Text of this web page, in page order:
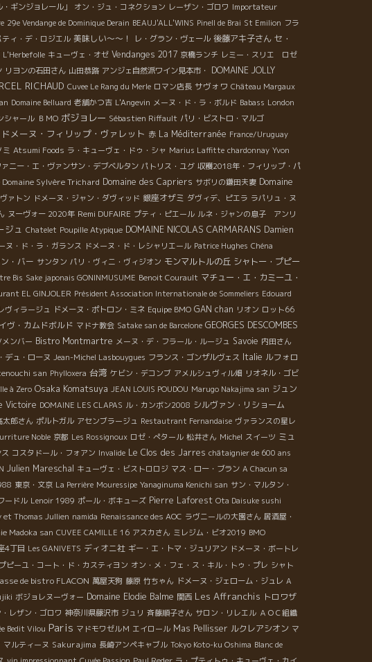
ギンジョレール」 オン・ジュ・コネクション レーザン・ゴロワ Importateur
29e Vendange de Dominique Derain BEAUJ'ALL'WINS Pinell de Brai St Emilion フラ
ティ・デ・ロジエル 美味しい～～！ レ・グラン・ヴェール 後藤アキ子さん セ・
L'Herbefolle キューヴェ・オゼ Vendanges 2017 京橋ランチ レミー・スリエ ロゼ
リヨンの石田さん 山田恭路 アンジェ自然派ワイン見本市・ DOMAINE JOLLY
RICHAUD Cuvee Le Rang du Merle ロマン店長 サヴォワ Château Margaux
Domaine Belluard 老舗かつ吉 L'Angevin メーヌ・ド・ラ・ボルド Babass London
シャール ＢＭО ボジョレー Sébastien Riffault パリ・ビストロ・マルゴ
ドメーヌ・フィリップ・ヴァレット 赤 La Méditerranée France/Uruguay
ミ Atsumi Foods ラ・キューヴェ・ドゥ・シャ Marius Laffitte chardonnay Yvon
ニー・エ・ヴァンサン・デブベルタン パトリス・ユグ 収穫2018年・フィリップ・パ
Domaine Sylvère Trichard Domaine des Capriers サボリの鎌田夫妻 Domaine
ァトン ドメーヌ・ジャン・ダヴィッド 銀座オザミ ダヴィデ、ピエラ ラパリュ・ヌ
ヌーヴォー 2020年 Remi DUFAIRE プティ・ピエール ルネ・ジャンの息子 アンリ
ジュ Chatelet Poupille Atypique DOMAINE NICOLAS CARMARANS Damien
ヌ・ド・ラ・ガランス ドメーヌ・ド・レシャリエール Patrice Hughes Chéna
・バー サンタン パリ・ヴィニ・ヴィジオン モンマルトルの丘 シャトー・プピー
Bis Sake japonais GONINMUSUME Benoit Courault マチュー・エ・カミーユ・
EL GINJOLER Président Association Internationale de Sommeliers Edouard
ヴィラージュ ドメーヌ・ポトロン・ミネ Equipe BMO GAN chan リオン ロット66
イヴ・カムドボルド マドナ教会 Satake san de Barcelone GEORGES DESCOMBES
メンバー Bistro Montmartre メーヌ・デ・フラール・ルージュ Savoie 内田さん
デュ・ローヌ Jean-Michel Lasbouygues フランス・ゴンザルヴェス Italie ルフォロ
san Phylloxera 台湾 ケビン・デコンブ アメルシュヴィル畑 リオネル・ゴビ
à Zero Osaka Komatsuya JEAN LOUIS POUDOU Marugo Nakajima san ジュン
Victoire DOMAINE LES CLAPAS ル・カンボン2008 シルヴァン・リショーム
太郎さん ポルトガル アセンブラージュ Restautrant Fernandaise ヴァランスの星レ
Noble 京都 Les Rossignoux ロゼ・ぺタール 松井さん Michel スイーツ ミュ
コスタドール・フォアン Invalide Le Clos des Jarres châtaignier de 600 ans
Julien Mareschal キューヴェ・ビストロロジ マス・ロー・ブラン A Chacun sa
東京・文京 La Perrière Mouressipe Yanaginuma Kenichi san サン・マルタン・
ードル Lenoir 1989 ポール・ボキューズ Pierre Laforest Ota Daisuke sushi
et Thomas Jullien namida Renaissance des AOC ラヴニールの大園さん 居酒屋・
Madoka san CUVEE CAMILLE 16 アスカさん ミレジム・ビオ2019 BMO
4丁目 Les GANIVETS ディオニ社 ギー・エ・トマ・ジュリアン ドメーヌ・ボートレ
ピーユ・コート・ド・カスティヨン オン・メ・フェ・ス・キル・トゥ・プレ シャト
de bistro FLACON 萬屋天狗 藤原 竹ちゃん ドメーヌ・ジェローム・ジュレ A
ボジョレヌーヴォー Domaine Elodie Balme 関西 Les Affranchis トロワザ
レザン・ゴロワ 神奈川県藤沢市 ジュリ 斉藤順子さん サロン・リレエル ＡＯＣ組織
Bedit Vilou Paris マドモワゼルＭ エイロール Mas Pellisser ルクレアシオン マ
マルティーヌ Sakurajima 長崎アンペキャブル Tokyo Koto-ku Oshima Blanc de